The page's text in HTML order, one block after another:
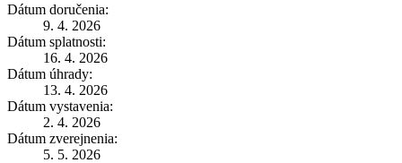
Dátum doručenia:
9. 4. 2026
Dátum splatnosti:
16. 4. 2026
Dátum úhrady:
13. 4. 2026
Dátum vystavenia:
2. 4. 2026
Dátum zverejnenia:
5. 5. 2026